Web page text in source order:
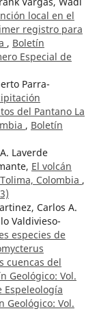
local en el
registro para
, Boletín
Especial de
Parra-
del Pantano La
, Boletín
Laverde
El volcán
Colombia ,
Carlos A.
Valdivieso-
especies de
cuencas del
Geológico: Vol.
Espeleología
Geológico: Vol.